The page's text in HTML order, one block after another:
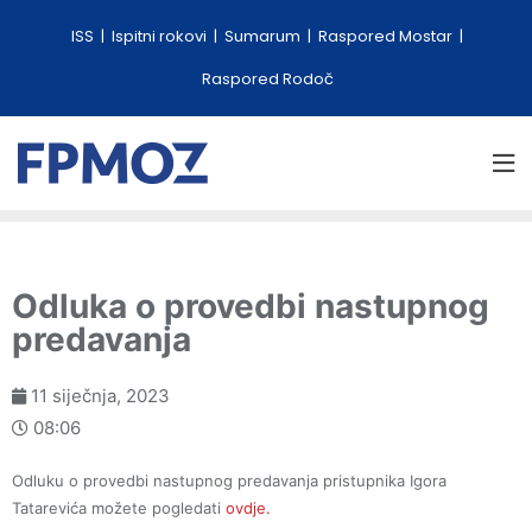
ISS Ispitni rokovi Sumarum
Raspored Mostar
Raspored Rodoč
Odluka o provedbi nastupnog
predavanja
11 siječnja, 2023
08:06
Odluku o provedbi nastupnog predavanja pristupnika Igora
Tatarevića možete pogledati ovdje.